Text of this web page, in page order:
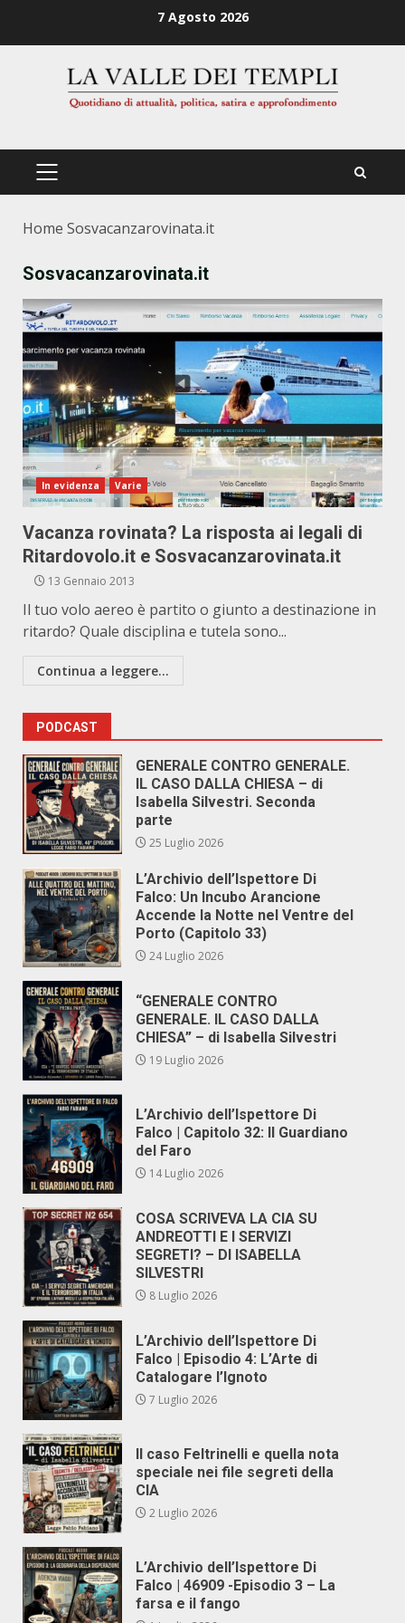
7 Agosto 2026
PRIMÄRES
Home Sosvacanzarovinata.it
Sosvacanzarovinata.it
In evidenza Varie
Vacanza rovinata? La risposta ai legali di
Ritardovolo.it e Sosvacanzarovinata.it
13 Gennaio 2013
Il tuo volo aereo è partito o giunto a destinazione in
ritardo? Quale disciplina e tutela sono...
Continua a leggere...
PODCAST
GENERALE CONTRO GENERALE.
IL CASO DALLA CHIESA – di
Isabella Silvestri. Seconda
parte
25 Luglio 2026
L’Archivio dell’Ispettore Di
Falco: Un Incubo Arancione
Accende la Notte nel Ventre del
Porto (Capitolo 33)
24 Luglio 2026
“GENERALE CONTRO
GENERALE. IL CASO DALLA
CHIESA” – di Isabella Silvestri
19 Luglio 2026
L’Archivio dell’Ispettore Di
Falco | Capitolo 32: Il Guardiano
del Faro
14 Luglio 2026
COSA SCRIVEVA LA CIA SU
ANDREOTTI E I SERVIZI
SEGRETI? – DI ISABELLA
SILVESTRI
8 Luglio 2026
L’Archivio dell’Ispettore Di
Falco | Episodio 4: L’Arte di
Catalogare l’Ignoto
7 Luglio 2026
Il caso Feltrinelli e quella nota
speciale nei file segreti della
CIA
2 Luglio 2026
L’Archivio dell’Ispettore Di
Falco | 46909 -Episodio 3 – La
farsa e il fango